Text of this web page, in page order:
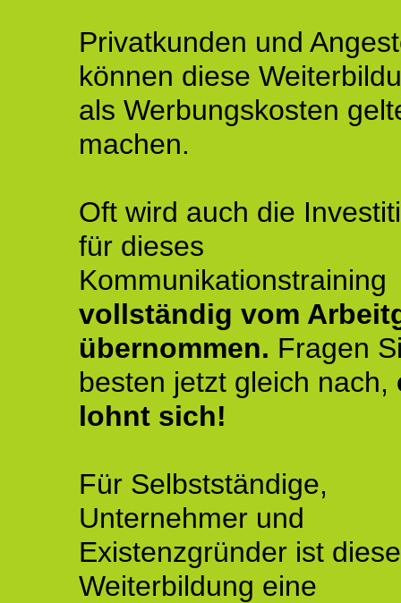
Privatkunden und
können diese
als Werbungskosten
machen.
Oft wird auch die
für dieses
Kommunikationstraining
vollständig vom
übernommen. Fragen
besten jetzt gleich nach,
lohnt sich!
Für Selbstständige,
Unternehmer und
Existenzgründer ist diese
Weiterbildung eine